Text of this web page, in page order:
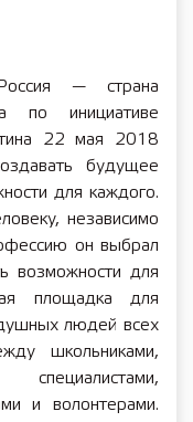
— страна
по инициативе
22 мая 2018
будущее
для каждого.
независимо
он выбрал
возможности для
площадка для
людей всех
школьниками,
и волонтерами.